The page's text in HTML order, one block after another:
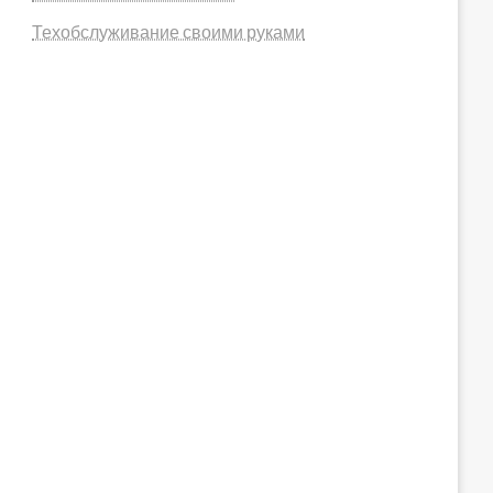
Техобслуживание своими руками